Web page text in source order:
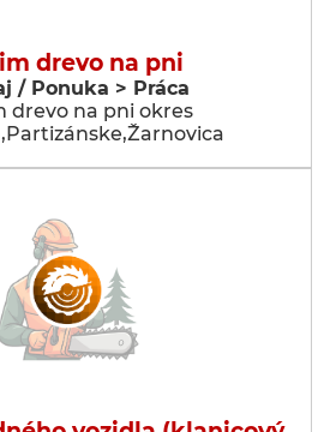
drevo na pni
/ Ponuka > Práca
drevo na pni okres